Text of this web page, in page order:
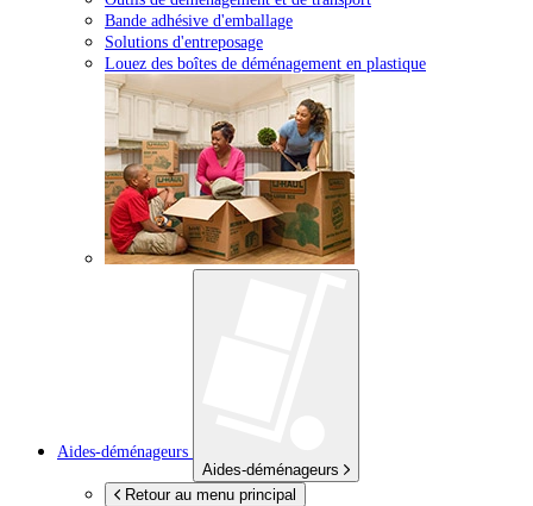
Bande adhésive d'emballage
Solutions d'entreposage
Louez des boîtes de déménagement en plastique
Aides-déménageurs
Aides-déménageurs
Retour au menu principal